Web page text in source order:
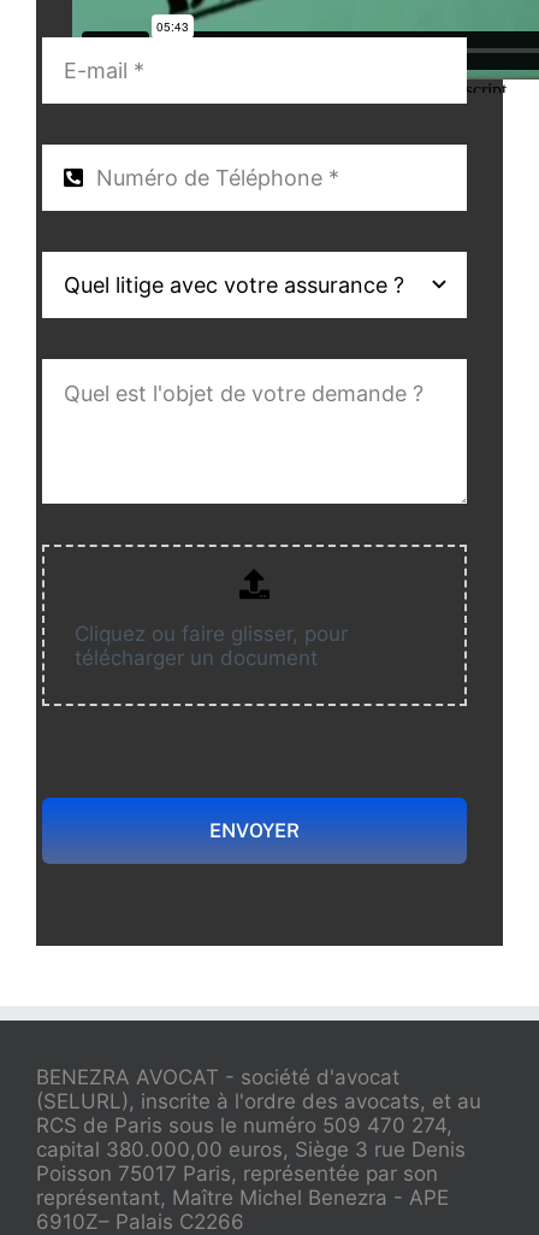
Cliquez ou faire glisser, pour
télécharger un document
ENVOYER
BENEZRA AVOCAT - société d'avocat
(SELURL), inscrite à l'ordre des avocats, et au
RCS de Paris sous le numéro 509 470 274,
capital 380.000,00 euros, Siège 3 rue Denis
Poisson 75017 Paris, représentée par son
représentant, Maître Michel Benezra - APE
6910Z– Palais C2266